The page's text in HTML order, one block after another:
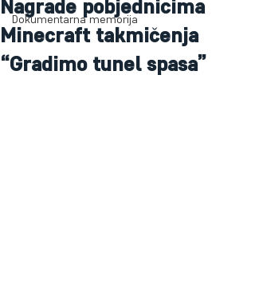
Dokumentarna memorija
Nagrade pobjednicima
Minecraft takmičenja
“Gradimo tunel spasa”